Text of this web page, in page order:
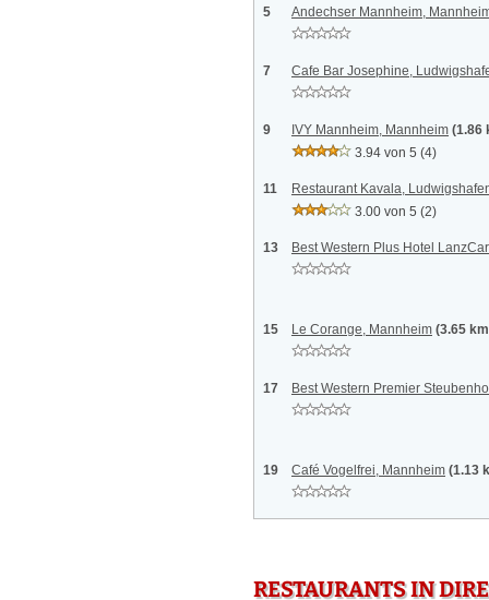
5 Andechser Mannheim,
7 Cafe Bar Josephine,
9 IVY Mannheim, Mannheim (1.86
3.94 von 5 (4)
11
Restaurant Kavala,
3.00 von 5 (2)
13 Best Western Plus Hotel
15 Le Corange, Mannheim (3.65
17 Best Western Premier
19 Café Vogelfrei, Mannheim (1.13
RESTAURANTS IN